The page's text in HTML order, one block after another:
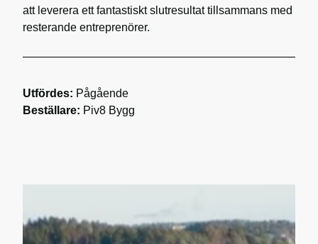
att leverera ett fantastiskt slutresultat tillsammans med
resterande entreprenörer.
Utfördes: Pågående
Beställare: Piv8 Bygg